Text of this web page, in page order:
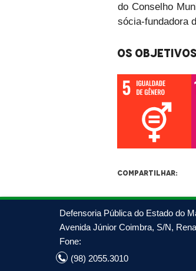
do Conselho
sócia-fundadora
Os
Compartilhar:
Defensoria Pública do Estado do
Avenida Júnior Coimbra, S/N,
Fone:
(98) 2055.3010